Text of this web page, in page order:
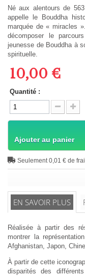
Né aux alentours de
appelle le Bouddha
marquée de « miracles
décomposer le
jeunesse de Bouddha à
spirituelle.
10,00 €
Quantité :
Ajouter au panier
Seulement 0,01 € de
EN SAVOIR PLUS
Réalisée à partir des
montrer la
Afghanistan, Japon,
À partir de cette
disparités des